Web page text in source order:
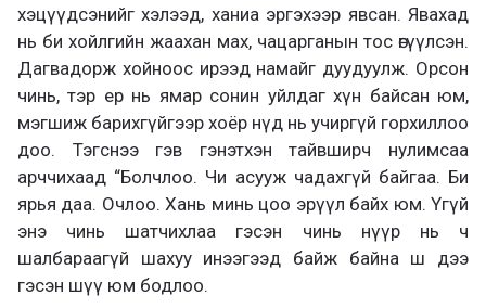
хэцүүдсэнийг хэлээд, ханиа эргэхээр явсан. Явахад
нь би хойлгийн жаахан мах, чацарганын тос өгүүлсэн.
Дагвадорж хойноос ирээд намайг дуудуулж. Орсон
чинь, тэр ер нь ямар сонин уйлдаг хүн байсан юм,
мэгшиж барихгүйгээр хоёр нүд нь учиргүй горхиллоо
доо. Тэгснээ гэв гэнэтхэн тайвширч нулимсаа
арччихаад “Болчлоо. Чи асууж чадахгүй байгаа. Би
ярья даа. Очлоо. Хань минь цоо эрүүл байх юм. Үгүй
энэ чинь шатчихлаа гэсэн чинь нүүр нь ч
шалбараагүй шахуу инээгээд байж байна ш дээ
гэсэн шүү юм бодлоо.